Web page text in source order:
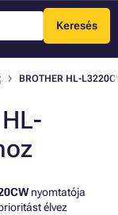
Keresés
Menü
BROTHER HL-
nyomtatója
élvez